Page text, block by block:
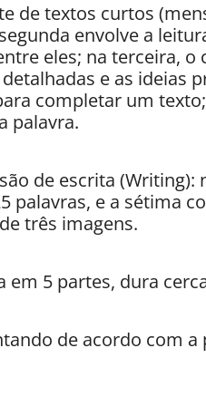
de textos curtos
envolve a
eles; na terceira,
e as ideias
completar um
palavra.
de escrita
palavras, e a sétima
três imagens.
em 5 partes, dura
de acordo com